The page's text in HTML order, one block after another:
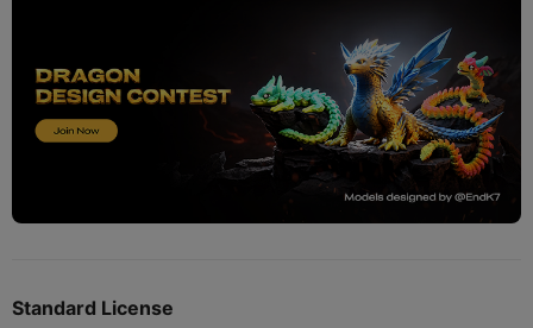
Standard License